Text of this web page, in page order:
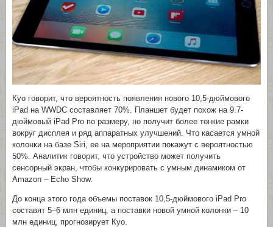
Куо говорит, что вероятность появления нового 10,5-дюймового
iPad на WWDC составляет 70%. Планшет будет похож на 9.7-
дюймовый iPad Pro по размеру, но получит более тонкие рамки
вокруг дисплея и ряд аппаратных улучшений. Что касается умной
колонки на базе Siri, ее на мероприятии покажут с вероятностью
50%. Аналитик говорит, что устройство может получить
сенсорный экран, чтобы конкурировать с умным динамиком от
Amazon – Echo Show.
До конца этого года объемы поставок 10,5-дюймового iPad Pro
составят 5–6 млн единиц, а поставки новой умной колонки – 10
млн единиц, прогнозирует Куо.